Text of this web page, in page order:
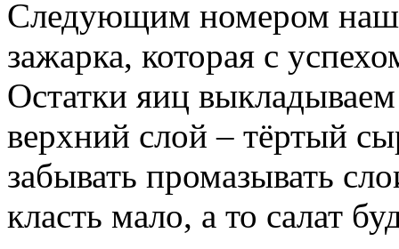
Следующим номером
зажарка, которая с
Остатки яиц
верхний слой – тёртый
забывать промазывать
класть мало, а то салат